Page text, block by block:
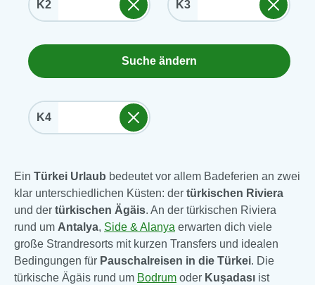
K2 K3
K4
Suche ändern
Ein Türkei Urlaub bedeutet vor allem Badeferien an zwei
klar unterschiedlichen Küsten: der türkischen Riviera
und der türkischen Ägäis. An der türkischen Riviera
rund um Antalya, Side & Alanya erwarten dich viele
große Strandresorts mit kurzen Transfers und idealen
Bedingungen für Pauschalreisen in die Türkei. Die
türkische Ägäis rund um Bodrum oder Kuşadası ist